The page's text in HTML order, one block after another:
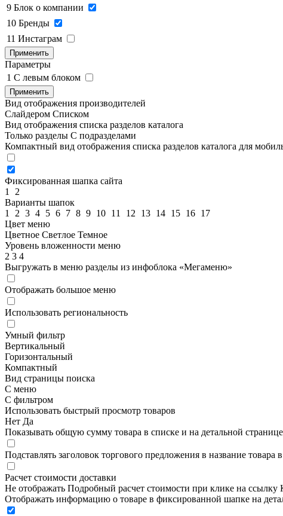
9 Блок о компании
10 Бренды
11 Инстаграм
Применить
Параметры
1 C левым блоком
Применить
Вид отображения производителей
Слайдером Списком
Вид отображения списка разделов каталога
Только разделы С подразделами
Компактный вид отображения списка разделов каталога для
Фиксированная шапка сайта
1
2
Варианты шапок
1
2 3 4 5 6 7 8 9 10 11 12 13 14 15 16 17
Цвет меню
Цветное Светлое Темное
Уровень вложенности меню
2 3 4
Выгружать в меню разделы из инфоблока «Мегаменю»
Отображать большое меню
Использовать региональность
Умный фильтр
Вертикальный
Горизонтальный
Компактный
Вид страницы поиска
С меню
С фильтром
Использовать быстрый просмотр товаров
Нет Да
Показывать общую сумму товара в списке и на детальной странице
Подставлять заголовок торгового предложения в название товара
Расчет стоимости доставки
Не отображать Подробный расчет стоимости при клике на ссылку
Отображать информацию о товаре в фиксированной шапке на